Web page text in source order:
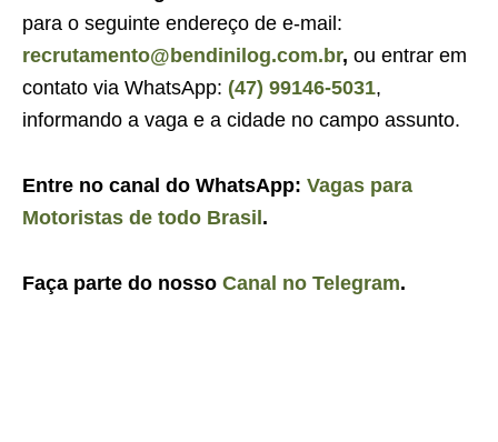
para o seguinte endereço de e-mail:
recrutamento@bendinilog.com.br, ou entrar em
contato via WhatsApp: (47) 99146-5031,
informando a vaga e a cidade no campo assunto.
Entre no canal do WhatsApp: Vagas para
Motoristas de todo Brasil .
Faça parte do nosso Canal no Telegram.